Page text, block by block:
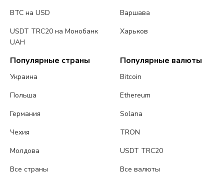
BTC на USD
USDT TRC20 на Монобанк
UAH
Варшава
Харьков
Популярные страны
Украина
Польша
Германия
Чехия
Молдова
Все страны
Популярные валюты
Bitcoin
Ethereum
Solana
TRON
USDT TRC20
Все валюты